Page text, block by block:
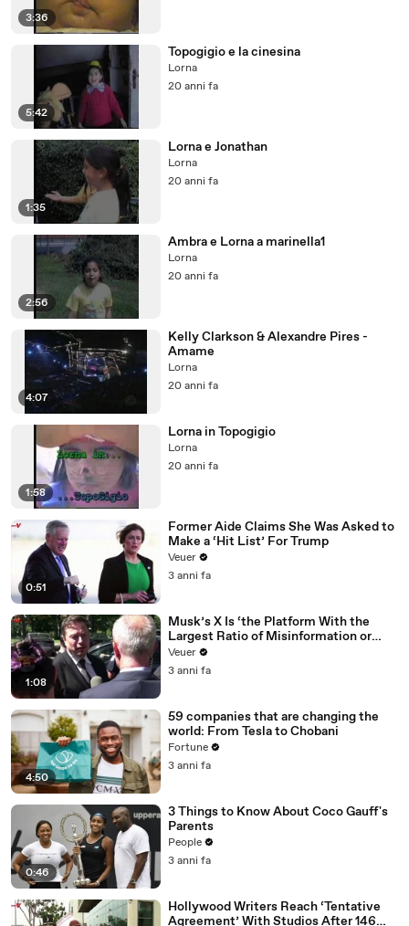
3:36
5:42
Topogigio e la cinesina
Lorna
20 anni fa
1:35
Lorna e Jonathan
Lorna
20 anni fa
2:56
Ambra e Lorna a marinella1
Lorna
20 anni fa
4:07
Kelly Clarkson & Alexandre Pires -
Amame
Lorna
20 anni fa
1:58
Lorna in Topogigio
Lorna
20 anni fa
0:51
Former Aide Claims She Was Asked to
Make a ‘Hit List’ For Trump
Veuer
3 anni fa
1:08
Musk’s X Is ‘the Platform With the
Largest Ratio of Misinformation or
Disinformation’ Amongst All Social
Media Platforms
Veuer
3 anni fa
4:50
59 companies that are changing the
world: From Tesla to Chobani
Fortune
3 anni fa
0:46
3 Things to Know About Coco Gauff's
Parents
People
3 anni fa
Hollywood Writers Reach ‘Tentative
Agreement’ With Studios After 146